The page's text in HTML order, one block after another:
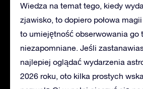
Wiedza na temat tego, kiedy
zjawisko, to dopiero połowa magii
to umiejętność obserwowania go
niezapomniane. Jeśli
najlepiej oglądać wydarzenia
2026 roku, oto kilka prostych